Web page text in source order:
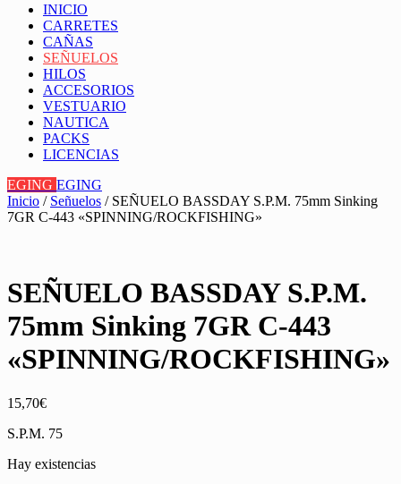
INICIO
CARRETES
CAÑAS
SEÑUELOS
HILOS
ACCESORIOS
VESTUARIO
NAUTICA
PACKS
LICENCIAS
EGING EGING
Inicio / Señuelos / SEÑUELO BASSDAY S.P.M. 75mm Sinking
7GR C-443 «SPINNING/ROCKFISHING»
SEÑUELO BASSDAY S.P.M.
75mm Sinking 7GR C-443
«SPINNING/ROCKFISHING»
15,70€
S.P.M. 75
Hay existencias